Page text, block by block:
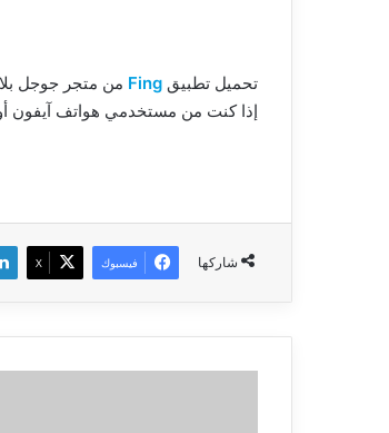
تحميل تطبيق Fing من متجر جوجل
إذا كنت من مستخدمي هواتف آيفون
شاركها فيسبوك ‫X